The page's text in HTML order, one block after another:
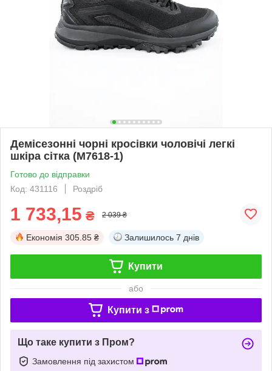
Демісезонні чорні кросівки чоловічі легкі
шкіра сітка (M7618-1)
Готово до відправки
Код: 431116
Роздріб
1 733,15 ₴ 2 039 ₴
Економія 305.85 ₴ Залишилось 7 днів
Купити
або
Купити з
Що таке купити з Пром?
Замовлення під захистом